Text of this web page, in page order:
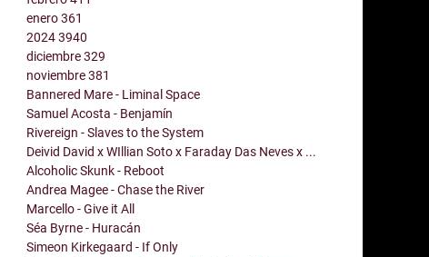
enero361
20243940
diciembre329
noviembre381
Bannered Mare - Liminal Space
Samuel Acosta - Benjamín
Rivereign - Slaves to the System
Deivid David x WIllian Soto x Faraday Das Neves x ...
Alcoholic Skunk - Reboot
Andrea Magee - Chase the River
Marcello - Give it All
Séa Byrne - Huracán
Simeon Kirkegaard - If Only